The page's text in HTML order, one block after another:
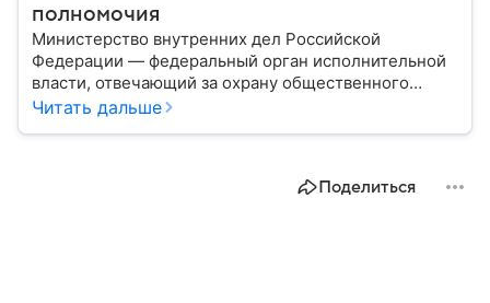
полномочия
Министерство внутренних дел Российской
Федерации — федеральный орган исполнительной
власти, отвечающий за охрану общественного
порядка, борьбу с преступностью, обеспечение
России, какие задачи выполняет министерство, как
Читать дальше
Поделиться